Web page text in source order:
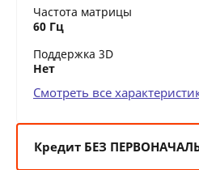
Частота матрицы
60 Гц
Поддержка 3D
Нет
Смотреть все
Кредит БЕЗ